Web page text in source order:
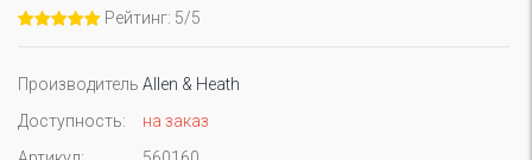
Рейтинг: 5/5
Производитель Allen & Heath
Доступность:
на заказ